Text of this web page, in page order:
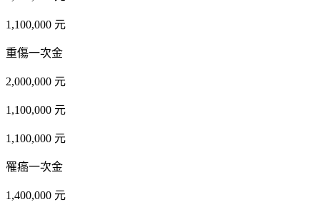
1,100,000 元
重傷一次金
2,000,000 元
1,100,000 元
1,100,000 元
罹癌一次金
1,400,000 元